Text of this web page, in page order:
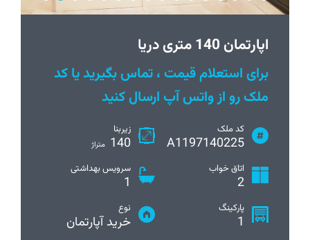
اپارتمان 140 متری دریا
برای استعلام قیمت ، تماس بگیرید یا کد
ملک رو از واتس آپ ارسال کنید
کد ملک
A1197140225
زیربنا
140 متراژ
اتاق خواب
2
سرویس بهداشتی
1
پارکینگ
1
نوع
خرید آپارتمان